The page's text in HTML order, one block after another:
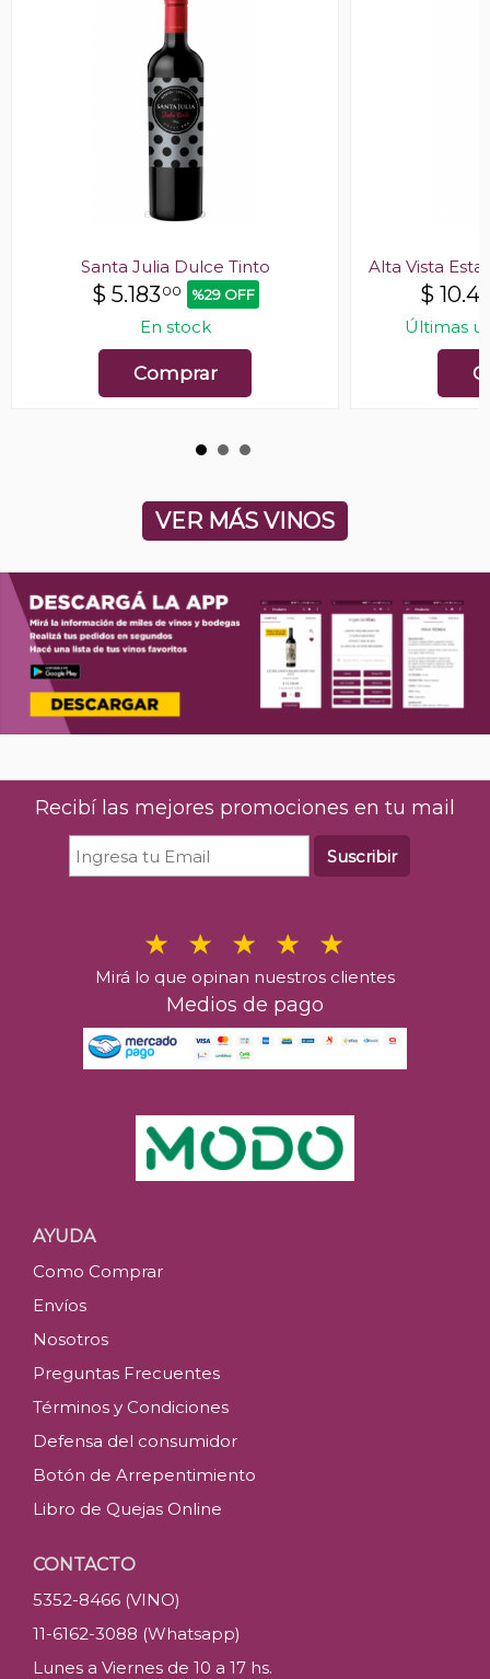
Santa Julia Dulce Tinto
$ 5.183 00 %29 OFF
En stock
Comprar
Alta Vista
$
Últimas
VER MÁS VINOS
Recibí las mejores promociones en tu mail
Suscribir
Mirá lo que opinan nuestros clientes
Medios de pago
AYUDA
Como Comprar
Envíos
Nosotros
Preguntas Frecuentes
Términos y Condiciones
Defensa del consumidor
Botón de Arrepentimiento
Libro de Quejas Online
CONTACTO
5352-8466 (VINO)
11-6162-3088 (Whatsapp)
Lunes a Viernes de 10 a 17 hs.